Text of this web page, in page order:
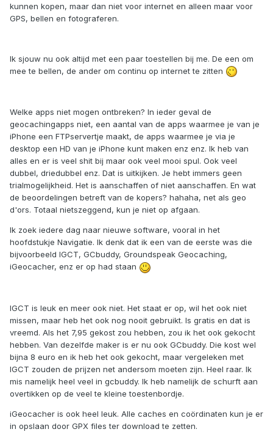
kunnen kopen, maar dan niet voor internet en alleen maar voor
GPS, bellen en fotograferen.
Ik sjouw nu ook altijd met een paar toestellen bij me. De een om
mee te bellen, de ander om continu op internet te zitten
Welke apps niet mogen ontbreken? In ieder geval de
geocachingapps niet, een aantal van de apps waarmee je van je
iPhone een FTPservertje maakt, de apps waarmee je via je
desktop een HD van je iPhone kunt maken enz enz. Ik heb van
alles en er is veel shit bij maar ook veel mooi spul. Ook veel
dubbel, driedubbel enz. Dat is uitkijken. Je hebt immers geen
trialmogelijkheid. Het is aanschaffen of niet aanschaffen. En wat
de beoordelingen betreft van de kopers? hahaha, net als geo
d'ors. Totaal nietszeggend, kun je niet op afgaan.
Ik zoek iedere dag naar nieuwe software, vooral in het
hoofdstukje Navigatie. Ik denk dat ik een van de eerste was die
bijvoorbeeld IGCT, GCbuddy, Groundspeak Geocaching,
iGeocacher, enz er op had staan
IGCT is leuk en meer ook niet. Het staat er op, wil het ook niet
missen, maar heb het ook nog nooit gebruikt. Is gratis en dat is
vreemd. Als het 7,95 gekost zou hebben, zou ik het ook gekocht
hebben. Van dezelfde maker is er nu ook GCbuddy. Die kost wel
bijna 8 euro en ik heb het ook gekocht, maar vergeleken met
IGCT zouden de prijzen net andersom moeten zijn. Heel raar. Ik
mis namelijk heel veel in gcbuddy. Ik heb namelijk de schurft aan
overtikken op de veel te kleine toestenbordje.
iGeocacher is ook heel leuk. Alle caches en coördinaten kun je er
in opslaan door GPX files ter download te zetten.